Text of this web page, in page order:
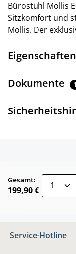
Bürostuhl Mollis
Sitzkomfort und
Mollis. Der
Eigenschaften
Dokumente 1
Gesamt:
199,90 €
Service-Hotline